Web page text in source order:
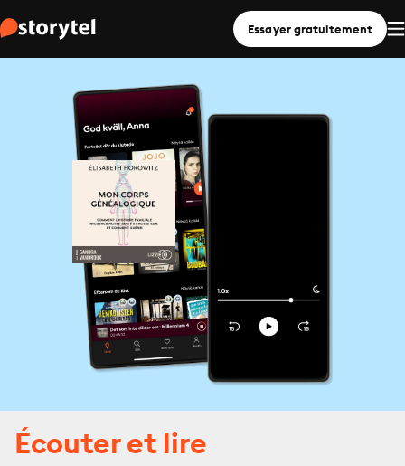
Essayer gratuitement
Écouter et lire